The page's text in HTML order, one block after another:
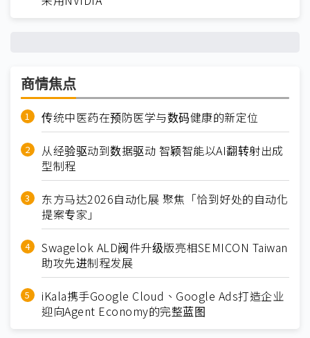
商情焦点
传统中医药在预防医学与数码健康的新定位
从经验驱动到数据驱动 智颖智能以AI翻转射出成
型制程
东方马达2026自动化展 聚焦「恰到好处的自动化
提案专家」
Swagelok ALD阀件升级版亮相SEMICON Taiwan
助攻先进制程发展
iKala携手Google Cloud、Google Ads打造企业
迎向Agent Economy的完整蓝图